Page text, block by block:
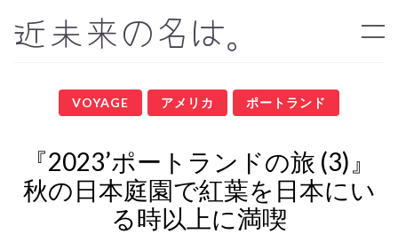
近未来の名は。
VOYAGE アメリカ ポートランド
『2023’ポートランドの旅 (3)』
秋の日本庭園で紅葉を日本にい
る時以上に満喫